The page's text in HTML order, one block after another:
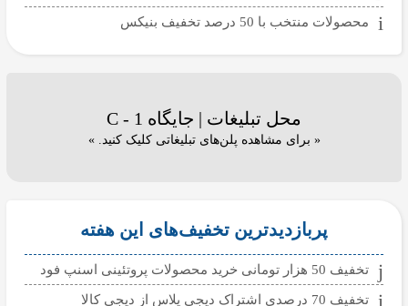
محصولات منتخب با 50 درصد تخفیف بنیکس
محل تبلیغات | جایگاه C - 1
« برای مشاهده پلن‌های تبلیغاتی کلیک کنید. »
پربازدیدترین تخفیف‌های این هفته
تخفیف 50 هزار تومانی خرید محصولات پروتئینی اسنپ فود
تخفیف 70 درصدی اشتراک دیجی پلاس از دیجی کالا